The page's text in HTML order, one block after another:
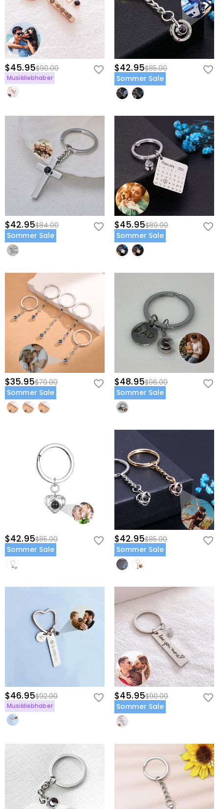
$45.95$90.00
Musikliebhaber
$42.95$85.00
Sommer Sale
$42.95$84.00
Sommer Sale
$45.95$89.00
Sommer Sale
$35.95$70.00
Sommer Sale
$48.95$96.00
Sommer Sale
$42.95$85.00
Sommer Sale
$42.95$85.00
Sommer Sale
$46.95$92.00
Musikliebhaber
$45.95$90.00
Sommer Sale